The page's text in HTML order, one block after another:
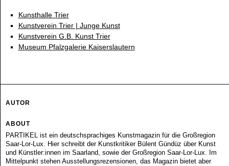
Kunsthalle Trier
Kunstverein Trier | Junge Kunst
Kunstverein G.B. Kunst Trier
Museum Pfalzgalerie Kaiserslautern
AUTOR
ABOUT
PARTIKEL ist ein deutschsprachiges Kunstmagazin für die Großregion
Saar-Lor-Lux. Hier schreibt der Kunstkritiker Bülent Gündüz über Kunst
und Künstler:innen im Saarland, sowie der Großregion Saar-Lor-Lux. Im
Mittelpunkt stehen Ausstellungsrezensionen, das Magazin bietet aber